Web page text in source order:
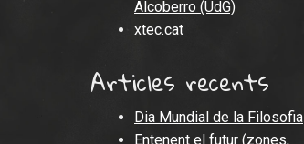
Alcoberro (UdG)
xtec.cat
Articles recents
Dia Mundial de la Filosofia
Entenent el futur (zones,